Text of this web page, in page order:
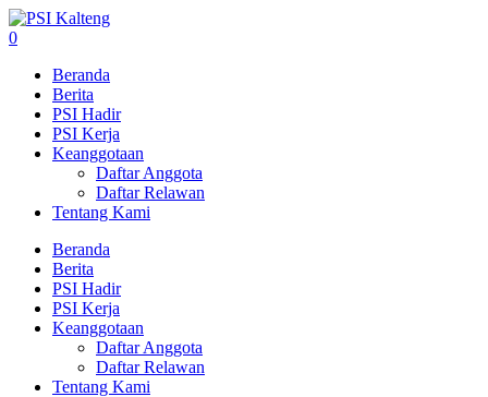
0
Beranda
Berita
PSI Hadir
PSI Kerja
Keanggotaan
Daftar Anggota
Daftar Relawan
Tentang Kami
Beranda
Berita
PSI Hadir
PSI Kerja
Keanggotaan
Daftar Anggota
Daftar Relawan
Tentang Kami